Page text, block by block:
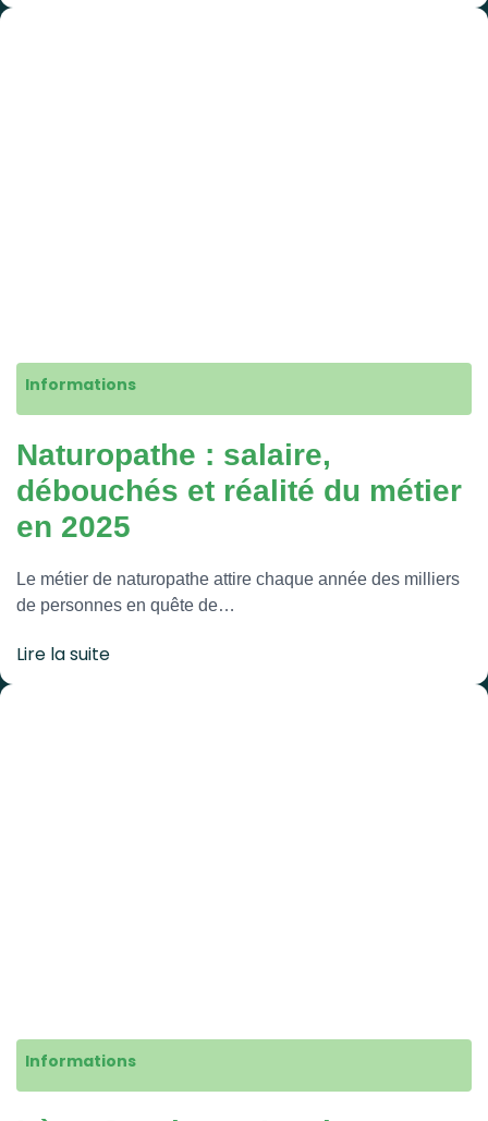
Informations
Naturopathe : salaire,
débouchés et réalité du métier
en 2025
Le métier de naturopathe attire chaque année des milliers
de personnes en quête de…
Lire la suite
Informations